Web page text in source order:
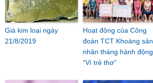
Giá kim loại ngày
21/8/2019
Hoạt động của Công
đoàn TCT Khoáng sản
nhân tháng hành động
“Vì trẻ thơ”